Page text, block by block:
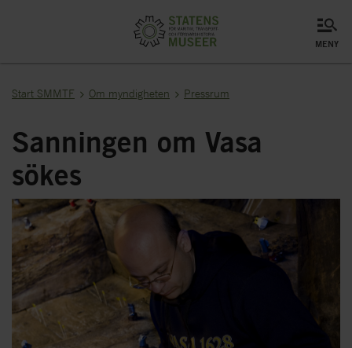
meny
Start SMMTF Om myndigheten Pressrum
Sanningen om Vasa
sökes